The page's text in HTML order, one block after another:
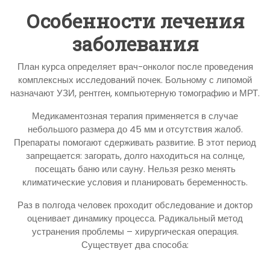
Особенности лечения
заболевания
План курса определяет врач-онколог после проведения
комплексных исследований почек. Больному с липомой
назначают УЗИ, рентген, компьютерную томографию и МРТ.
Медикаментозная терапия применяется в случае
небольшого размера до 45 мм и отсутствия жалоб.
Препараты помогают сдерживать развитие. В этот период
запрещается: загорать, долго находиться на солнце,
посещать баню или сауну. Нельзя резко менять
климатические условия и планировать беременность.
Раз в полгода человек проходит обследование и доктор
оценивает динамику процесса. Радикальный метод
устранения проблемы – хирургическая операция.
Существует два способа: